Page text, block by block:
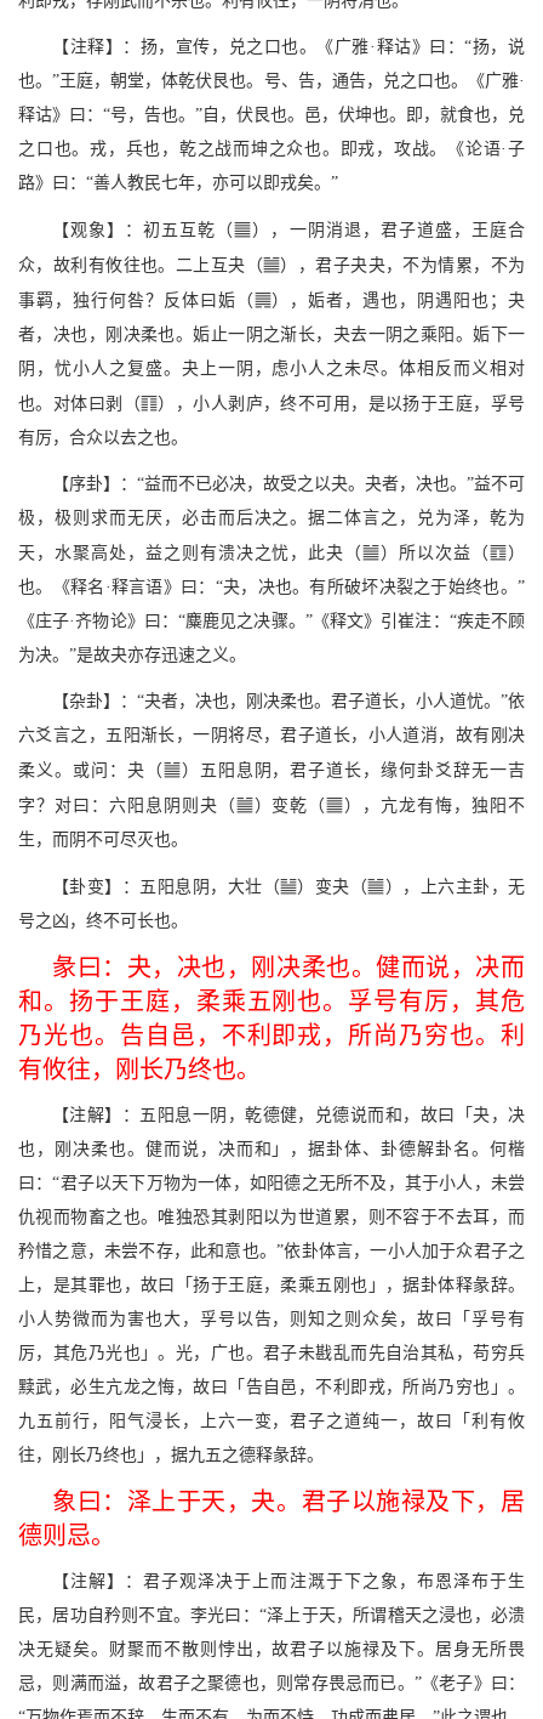
【注释】：扬，宣传，兑之口也。《广雅·释诂》曰：“扬，说
也。”王庭，朝堂，体乾伏艮也。号、告，通告，兑之口也。《广雅·
释诂》曰：“号，告也。”自，伏艮也。邑，伏坤也。即，就食也，兑
之口也。戎，兵也，乾之战而坤之众也。即戎，攻战。《论语·子
路》曰：“善人教民七年，亦可以即戎矣。”
【观象】：初五互乾（q），一阴消退，君子道盛，王庭合
众，故利有攸往也。二上互夬（b），君子夬夬，不为情累，不为
事羁，独行何咎？反体曰姤（n），姤者，遇也，阴遇阳也；夬
者，决也，刚决柔也。姤止一阴之渐长，夬去一阴之乘阳。姤下一
阴，忧小人之复盛。夬上一阴，虑小人之未尽。体相反而义相对
也。对体曰剥（c），小人剥庐，终不可用，是以扬于王庭，孚号
有厉，合众以去之也。
【序卦】：“益而不已必决，故受之以夬。夬者，决也。”益不可
极，极则求而无厌，必击而后决之。据二体言之，兑为泽，乾为
天，水聚高处，益之则有溃决之忧，此夬（b）所以次益（S）
也。《释名·释言语》曰：“夬，决也。有所破坏决裂之于始终也。”
《庄子·齐物论》曰：“麋鹿见之决骤。”《释文》引崔注：“疾走不顾
为决。”是故夬亦存迅速之义。
【杂卦】：“夬者，决也，刚决柔也。君子道长，小人道忧。”依
六爻言之，五阳渐长，一阴将尽，君子道长，小人道消，故有刚决
柔义。或问：夬（b）五阳息阴，君子道长，缘何卦爻辞无一吉
字？对曰：六阳息阴则夬（b）变乾（q），亢龙有悔，独阳不
生，而阴不可尽灭也。
【卦变】：五阳息阴，大壮（H）变夬（b），上六主卦，无
号之凶，终不可长也。
彖曰：夬，决也，刚决柔也。健而说，决而
和。扬于王庭，柔乘五刚也。孚号有厉，其危
乃光也。告自邑，不利即戎，所尚乃穷也。利
有攸往，刚长乃终也。
【注解】：五阳息一阴，乾德健，兑德说而和，故曰「夬，决
也，刚决柔也。健而说，决而和」，据卦体、卦德解卦名。何楷
曰：“君子以天下万物为一体，如阳德之无所不及，其于小人，未尝
仇视而物畜之也。唯独恐其剥阳以为世道累，则不容于不去耳，而
矜惜之意，未尝不存，此和意也。”依卦体言，一小人加于众君子之
上，是其罪也，故曰「扬于王庭，柔乘五刚也」，据卦体释彖辞。
小人势微而为害也大，孚号以告，则知之则众矣，故曰「孚号有
厉，其危乃光也」。光，广也。君子未戡乱而先自治其私，苟穷兵
黩武，必生亢龙之悔，故曰「告自邑，不利即戎，所尚乃穷也」。
九五前行，阳气浸长，上六一变，君子之道纯一，故曰「利有攸
往，刚长乃终也」，据九五之德释彖辞。
象曰：泽上于天，夬。君子以施禄及下，居
德则忌。
【注解】：君子观泽决于上而注溉于下之象，布恩泽布于生
民，居功自矜则不宜。李光曰：“泽上于天，所谓稽天之浸也，必溃
决无疑矣。财聚而不散则悖出，故君子以施禄及下。居身无所畏
忌，则满而溢，故君子之聚德也，则常存畏忌而已。”《老子》曰：